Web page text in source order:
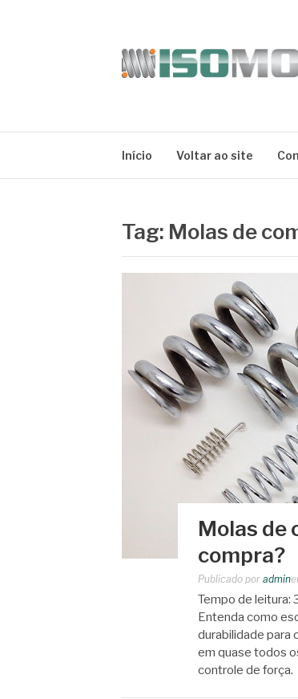
Início Voltar ao site
Tag: Molas de
Molas de
compra?
Publicado por admin
Tempo de leitura:
Entenda como
durabilidade para
em quase todos
controle de força.